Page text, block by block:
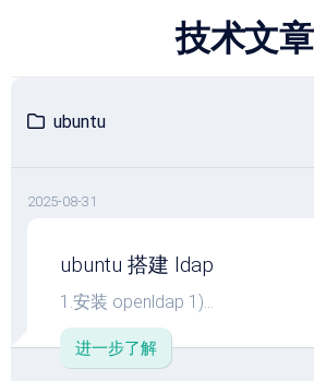
技术文章
ubuntu
2025-08-31
ubuntu 搭建 ldap
1.安装 openldap 1)...
进一步了解